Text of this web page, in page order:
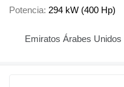
Potencia 294 kW (400 Hp)
Emiratos Árabes Unidos